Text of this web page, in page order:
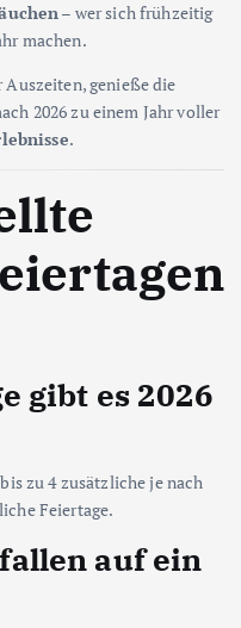
– wer sich frühzeitig
machen.
genieße die
2026 zu einem Jahr voller
.
gibt es 2026
zu 4 zusätzliche je nach
Feiertage.
auf ein